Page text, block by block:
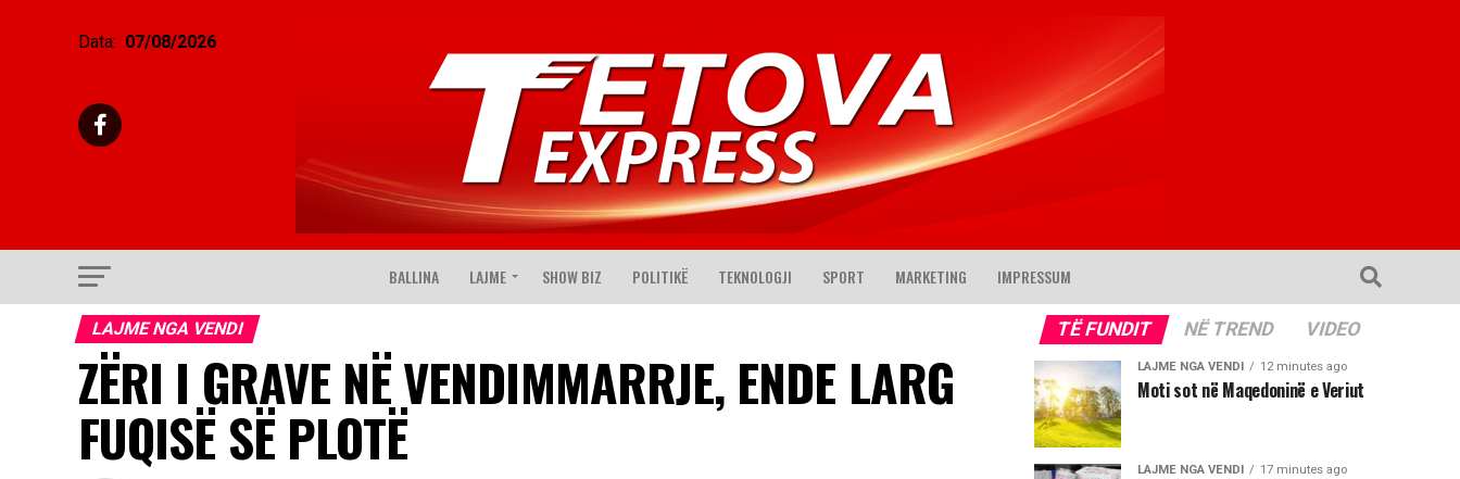
Data: 07/08/2026
BALLINA LAJME SHOW BIZ POLITIKË TEKNOLOGJI SPORT MARKETING IMPRESSUM
LAJME NGA VENDI
ZËRI I GRAVE NË VENDIMMARRJE, ENDE LARG
FUQISË SË PLOTË
TË FUNDIT NË TREND VIDEO
LAJME NGA VENDI 12 minutes ago
Moti sot në Maqedoninë e Veriut
LAJME NGA VENDI 17 minutes ago